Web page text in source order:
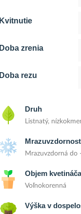
Kvitnutie
Doba zrenia
Doba rezu
Druh
Listnatý,
Mrazuvzdorná do
Objem kvetináča
Voľnokorenná
Výška v